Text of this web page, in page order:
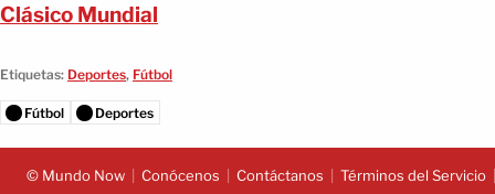
Clásico Mundial
Etiquetas: Deportes, Fútbol
Fútbol Deportes
© Mundo Now Conócenos Contáctanos
Términos del Servicio